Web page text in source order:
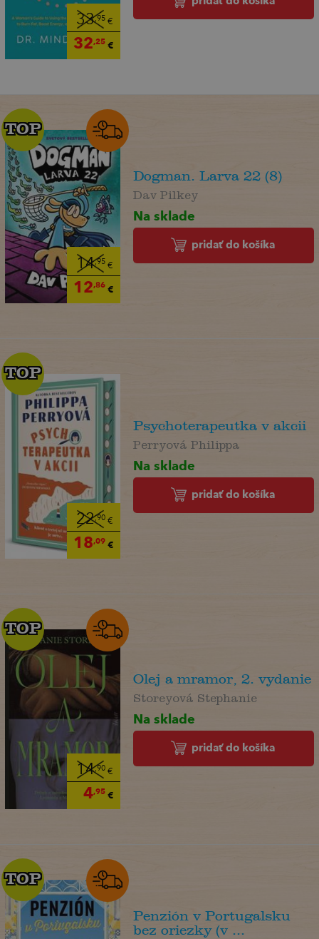
33,95€
32,25€
14,95€
12,86€
TOP
TOP
Dogman. Larva 22 (8)
Dav Pilkey
Na sklade
pridať do košíka
22,90€
18,09€
TOP
TOP
Psychoterapeutka v akcii
Perryová Philippa
Na sklade
pridať do košíka
14,90€
4,95€
TOP
TOP
Olej a mramor, 2. vydanie
Storeyová Stephanie
Na sklade
pridať do košíka
TOP
TOP
Penzión v Portugalsku
bez oriezky (v ...